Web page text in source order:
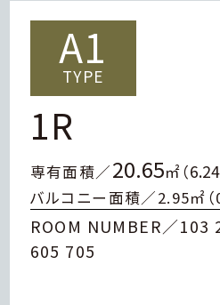
A1
TYPE
1R
専有面積／20.65㎡（6.24
バルコニー面積／2.95㎡（
ROOM NUMBER／
605 705